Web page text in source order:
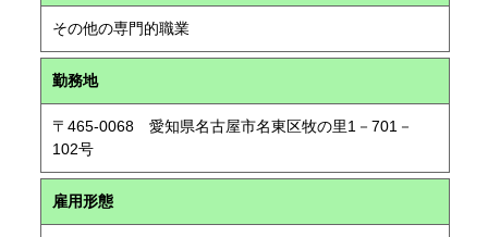
その他の専門的職業
勤務地
〒465-0068 愛知県名古屋市名東区牧の里1－701－
102号
雇用形態